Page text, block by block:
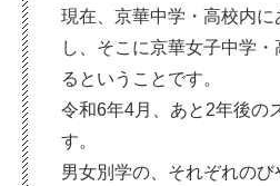
現在、京華中学・高校内
し、そこに京華女子中学
るということです。
令和6年4月、あと2年後の
す。
男女別学の、それぞれのび